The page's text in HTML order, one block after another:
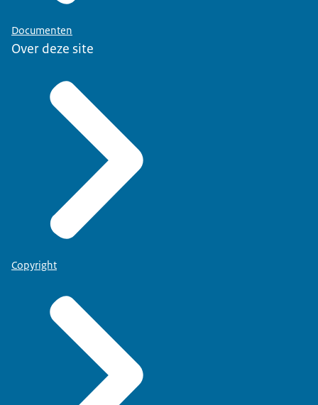
Documenten
Over deze site
Copyright